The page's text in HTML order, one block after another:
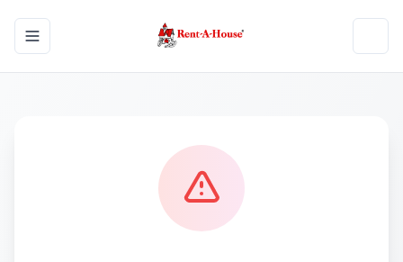
Toggle navigation menu